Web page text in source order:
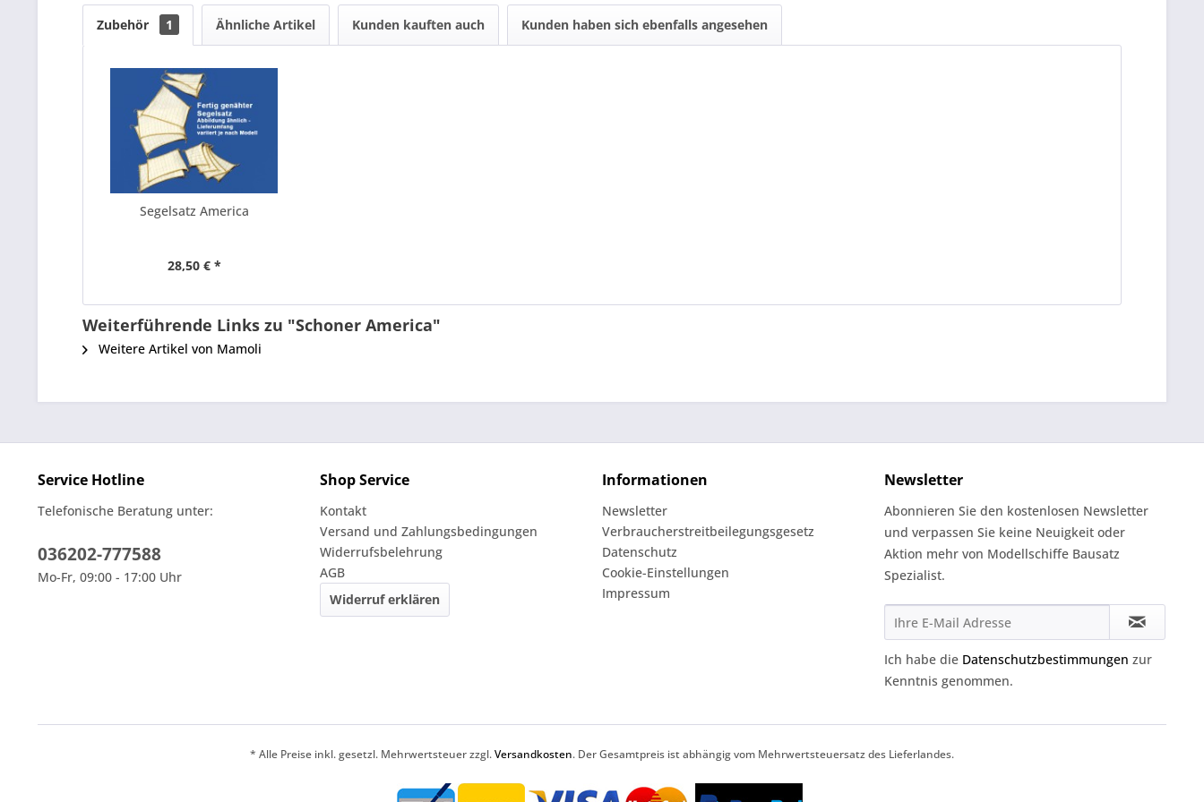
Zubehör 1 Ähnliche Artikel Kunden kauften auch Kunden haben sich ebenfalls angesehen
Segelsatz America
28,50 € *
Weiterführende Links zu "Schoner America"
Weitere Artikel von Mamoli
Service Hotline
Telefonische Beratung unter:
036202-777588
Mo-Fr, 09:00 - 17:00 Uhr
Shop Service
Kontakt
Versand und Zahlungsbedingungen
Widerrufsbelehrung
AGB
Widerruf erklären
Informationen
Newsletter
Verbraucherstreitbeilegungsgesetz
Datenschutz
Cookie-Einstellungen
Impressum
Newsletter
Abonnieren Sie den kostenlosen Newsletter
und verpassen Sie keine Neuigkeit oder
Aktion mehr von Modellschiffe Bausatz
Spezialist.
Ich habe die Datenschutzbestimmungen zur
Kenntnis genommen.
* Alle Preise inkl. gesetzl. Mehrwertsteuer zzgl.Versandkosten. Der Gesamtpreis ist abhängig vom Mehrwertsteuersatz des Lieferlandes.